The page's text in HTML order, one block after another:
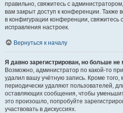
правильно, свяжитесь с
вам закрыт доступ к конференции.
в конфигурации конференции, свяжитесь
исправления настроек.
Вернуться к началу
Я давно зарегистрирован, но больше не
Возможно, администратор по какой-то
удалил вашу учётную запись. Кроме того,
периодически удаляют пользователей,
оставляющих сообщения, чтобы
это произошло, попробуйте
участвовать в дискуссиях.